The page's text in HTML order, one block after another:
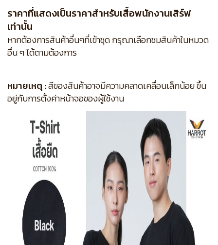
ราคาที่แสดงเป็นราคาสำหรับเสื้อพนักงานเสิร์ฟ
เท่านั้น
หากต้องการสินค้าอื่นๆที่เข้าชุด กรุณาเลือกชมสินค้าในหมวด
อื่น ๆ ได้ตามต้องการ
หมายเหตุ :สีของสินค้าอาจมีความคลาดเคลื่อนเล็กน้อย ขึ้น
อยู่กับการตั้งค่าหน้าจอของผู้ใช้งาน